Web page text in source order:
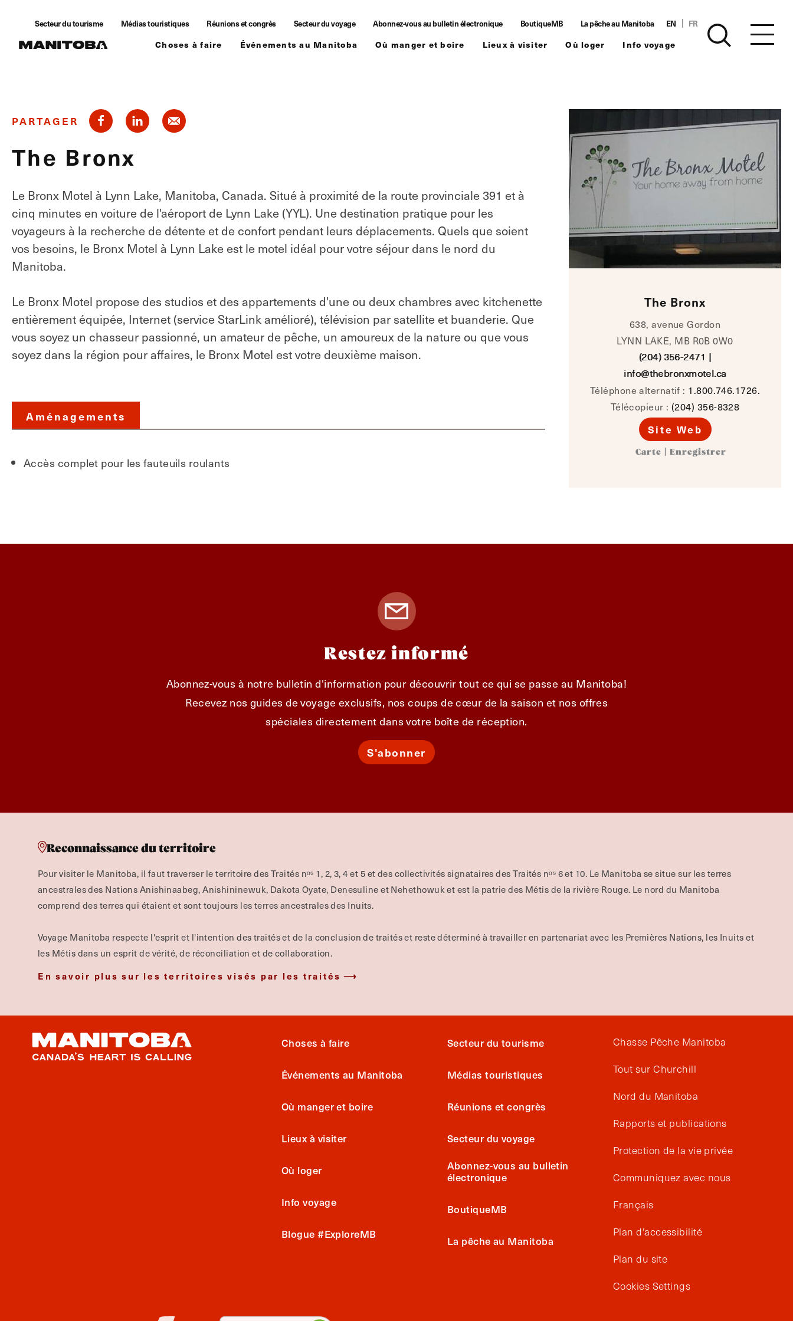
Secteur du tourisme Médias touristiques Réunions et congrès Secteur du voyage Abonnez-vous au bulletin électronique BoutiqueMB La pêche au Manitoba FR
EN
Choses à faire Événements au Manitoba Où manger et boire Lieux à visiter Où loger Info voyage
The Bronx
638, avenue Gordon
LYNN LAKE, MB R0B 0W0
(204) 356-2471 |
info@thebronxmotel.ca
Téléphone alternatif : 1.800.746.1726.
Télécopieur : (204) 356-8328
Site Web
Carte Enregistrer
PARTAGER
The Bronx
Le Bronx Motel à Lynn Lake, Manitoba, Canada. Situé à proximité de la route provinciale 391 et à
cinq minutes en voiture de l'aéroport de Lynn Lake (YYL). Une destination pratique pour les
voyageurs à la recherche de détente et de confort pendant leurs déplacements. Quels que soient
vos besoins, le Bronx Motel à Lynn Lake est le motel idéal pour votre séjour dans le nord du
Manitoba.
Le Bronx Motel propose des studios et des appartements d'une ou deux chambres avec kitchenette
entièrement équipée, Internet (service StarLink amélioré), télévision par satellite et buanderie. Que
vous soyez un chasseur passionné, un amateur de pêche, un amoureux de la nature ou que vous
soyez dans la région pour affaires, le Bronx Motel est votre deuxième maison.
Aménagements
Accès complet pour les fauteuils roulants
Restez informé
Abonnez-vous à notre bulletin d'information pour découvrir tout ce qui se passe au Manitoba!
Recevez nos guides de voyage exclusifs, nos coups de cœur de la saison et nos offres
spéciales directement dans votre boîte de réception.
S'abonner
Reconnaissance du territoire
Pour visiter le Manitoba, il faut traverser le territoire des Traités nᵒˢ 1, 2, 3, 4 et 5 et des collectivités signataires des Traités nᵒˢ 6 et 10. Le Manitoba se situe sur les terres
ancestrales des Nations Anishinaabeg, Anishininewuk, Dakota Oyate, Denesuline et Nehethowuk et est la patrie des Métis de la rivière Rouge. Le nord du Manitoba
comprend des terres qui étaient et sont toujours les terres ancestrales des Inuits.
Voyage Manitoba respecte l'esprit et l'intention des traités et de la conclusion de traités et reste déterminé à travailler en partenariat avec les Premières Nations, les Inuits et
les Métis dans un esprit de vérité, de réconciliation et de collaboration.
En savoir plus sur les territoires visés par les traités
Choses à faire
Événements au Manitoba
Où manger et boire
Lieux à visiter
Où loger
Info voyage
Blogue #ExploreMB
Secteur du tourisme
Médias touristiques
Réunions et congrès
Secteur du voyage
Abonnez-vous au bulletin
électronique
BoutiqueMB
La pêche au Manitoba
Chasse Pêche Manitoba
Tout sur Churchill
Nord du Manitoba
Rapports et publications
Protection de la vie privée
Communiquez avec nous
Français
Plan d'accessibilité
Plan du site
Cookies Settings